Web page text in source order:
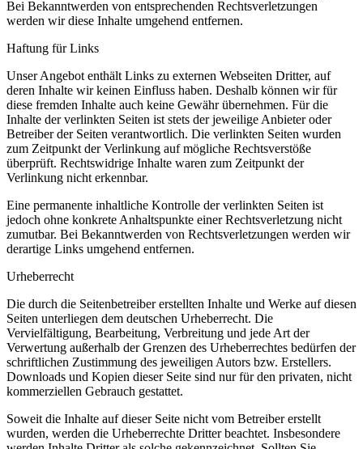
Bei Bekanntwerden von entsprechenden Rechtsverletzungen
werden wir diese Inhalte umgehend entfernen.
Haftung für Links
Unser Angebot enthält Links zu externen Webseiten Dritter, auf
deren Inhalte wir keinen Einfluss haben. Deshalb können wir für
diese fremden Inhalte auch keine Gewähr übernehmen. Für die
Inhalte der verlinkten Seiten ist stets der jeweilige Anbieter oder
Betreiber der Seiten verantwortlich. Die verlinkten Seiten wurden
zum Zeitpunkt der Verlinkung auf mögliche Rechtsverstöße
überprüft. Rechtswidrige Inhalte waren zum Zeitpunkt der
Verlinkung nicht erkennbar.
Eine permanente inhaltliche Kontrolle der verlinkten Seiten ist
jedoch ohne konkrete Anhaltspunkte einer Rechtsverletzung nicht
zumutbar. Bei Bekanntwerden von Rechtsverletzungen werden wir
derartige Links umgehend entfernen.
Urheberrecht
Die durch die Seitenbetreiber erstellten Inhalte und Werke auf diesen
Seiten unterliegen dem deutschen Urheberrecht. Die
Vervielfältigung, Bearbeitung, Verbreitung und jede Art der
Verwertung außerhalb der Grenzen des Urheberrechtes bedürfen der
schriftlichen Zustimmung des jeweiligen Autors bzw. Erstellers.
Downloads und Kopien dieser Seite sind nur für den privaten, nicht
kommerziellen Gebrauch gestattet.
Soweit die Inhalte auf dieser Seite nicht vom Betreiber erstellt
wurden, werden die Urheberrechte Dritter beachtet. Insbesondere